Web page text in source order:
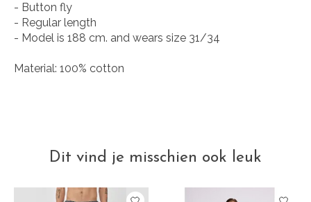
- Button fly
- Regular length
- Model is 188 cm. and wears size 31/34
Material: 100% cotton
Dit vind je misschien ook leuk
Items van productcarrousel